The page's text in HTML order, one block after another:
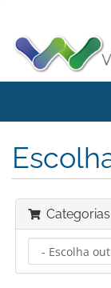
Categorias